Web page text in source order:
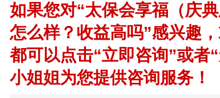
如果您对“太保会享福（庆
怎么样？收益高吗”感兴趣
都可以点击“立即咨询”或者
小姐姐为您提供咨询服务！